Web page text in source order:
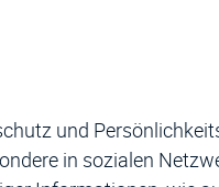
und
in sozialen